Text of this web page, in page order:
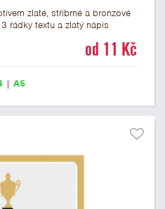
zlaté, stříbrné a bronzové
řádky textu a zlatý nápis
pro většinu událostí, ke
od 11 Kč
| A5